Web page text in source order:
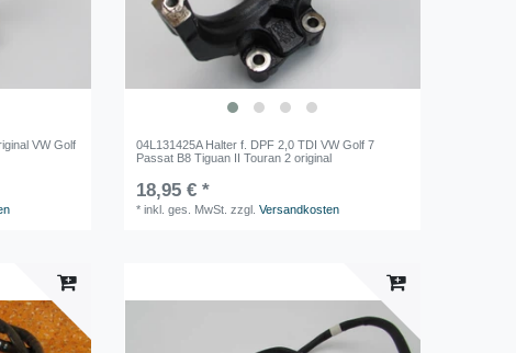
VW Golf
04L131425A Halter f. DPF 2,0 TDI VW Golf 7
Passat B8 Tiguan II Touran 2 original
18,95 € *
*inkl. ges. MwSt. zzgl.Versandkosten